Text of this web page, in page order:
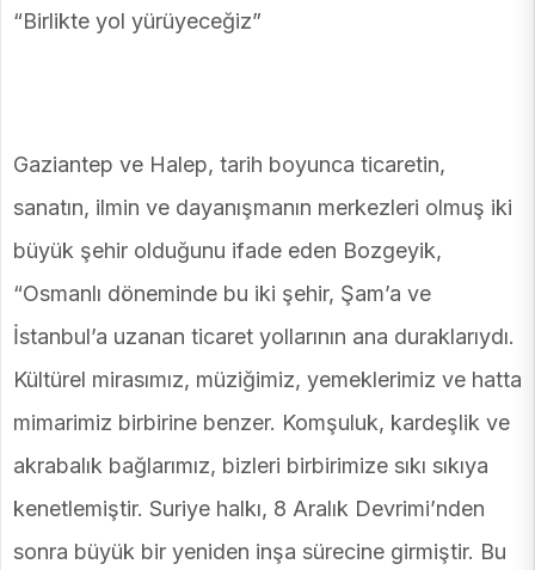
“Birlikte yol yürüyeceğiz”
Gaziantep ve Halep, tarih boyunca ticaretin,
sanatın, ilmin ve dayanışmanın merkezleri olmuş iki
büyük şehir olduğunu ifade eden Bozgeyik,
“Osmanlı döneminde bu iki şehir, Şam’a ve
İstanbul’a uzanan ticaret yollarının ana duraklarıydı.
Kültürel mirasımız, müziğimiz, yemeklerimiz ve hatta
mimarimiz birbirine benzer. Komşuluk, kardeşlik ve
akrabalık bağlarımız, bizleri birbirimize sıkı sıkıya
kenetlemiştir. Suriye halkı, 8 Aralık Devrimi’nden
sonra büyük bir yeniden inşa sürecine girmiştir. Bu